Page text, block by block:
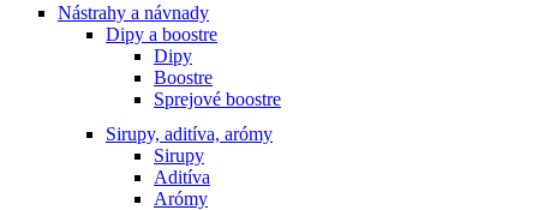
Nástrahy a návnady
Dipy a boostre
Dipy
Boostre
Sprejové boostre
Sirupy, aditíva, arómy
Sirupy
Aditíva
Arómy